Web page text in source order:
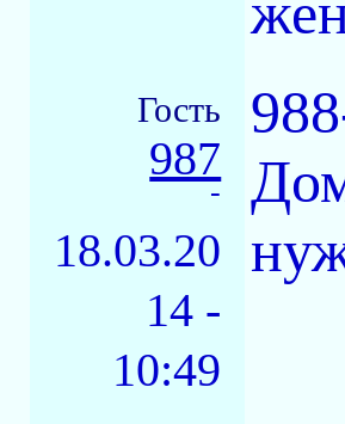
Гость
987
-
18.03.20
14 -
10:49